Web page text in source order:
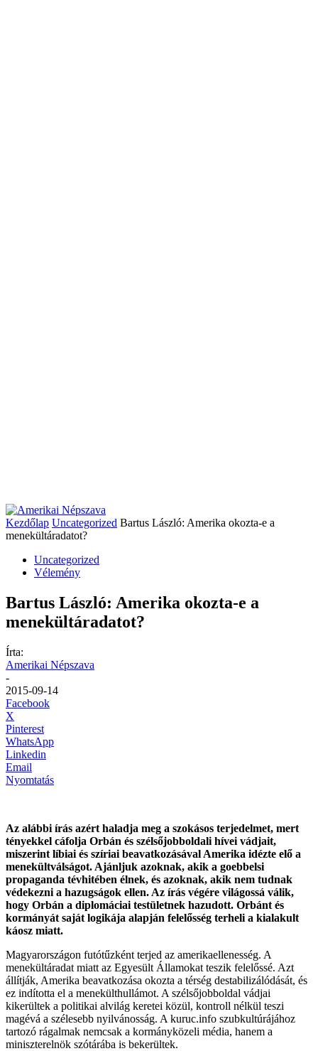
Kezdőlap Uncategorized Bartus László: Amerika okozta-e a
menekültáradatot?
Uncategorized
Vélemény
Bartus László: Amerika okozta-e a
menekültáradatot?
Írta:
Amerikai Népszava
-
2015-09-14
Facebook
X
Pinterest
WhatsApp
Linkedin
Email
Nyomtatás
Az alábbi írás azért haladja meg a szokásos terjedelmet, mert
tényekkel cáfolja Orbán és szélsőjobboldali hívei vádjait,
miszerint líbiai és szíriai beavatkozásával Amerika idézte elő a
menekültválságot. Ajánljuk azoknak, akik a goebbelsi
propaganda tévhitében élnek, és azoknak, akik nem tudnak
védekezni a hazugságok ellen. Az írás végére világossá válik,
hogy Orbán a diplomáciai testületnek hazudott. Orbánt és
kormányát saját logikája alapján felelősség terheli a kialakult
káosz miatt.
Magyarországon futótűzként terjed az amerikaellenesség. A
menekültáradat miatt az Egyesült Államokat teszik felelőssé. Azt
állítják, Amerika beavatkozása okozta a térség destabilizálódását, és
ez indította el a menekülthullámot. A szélsőjobboldal vádjai
kikerültek a politikai alvilág keretei közül, kontroll nélkül teszi
magévá a szélesebb nyilvánosság. A kuruc.info szubkultúrájához
tartozó rágalmak nemcsak a kormányközeli média, hanem a
miniszterelnök szótárába is bekerültek.